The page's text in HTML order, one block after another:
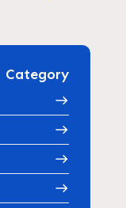
Category